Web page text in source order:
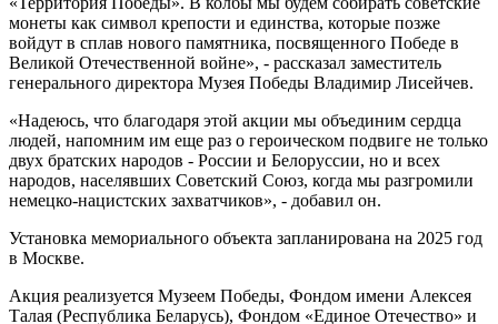
монеты как символ крепости и единства, которые позже
войдут в сплав нового памятника, посвященного Победе в
Великой Отечественной войне», - рассказал заместитель
генерального директора Музея Победы Владимир Лисейчев.
«Надеюсь, что благодаря этой акции мы объединим сердца
людей, напомним им еще раз о героическом подвиге не только
двух братских народов - России и Белоруссии, но и всех
народов, населявших Советский Союз, когда мы разгромили
немецко-нацистских захватчиков», - добавил он.
Установка мемориального объекта запланирована на 2025 год
в Москве.
Акция реализуется Музеем Победы, Фондом имени Алексея
Талая (Республика Беларусь), Фондом «Единое Отечество» и